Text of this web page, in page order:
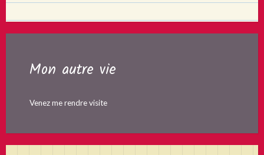
Mon autre vie
Venez me rendre visite